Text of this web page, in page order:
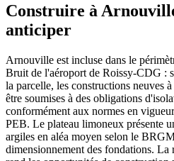
Construire à
anticiper
Arnouville est incluse dans le
Bruit de l'aéroport de Roissy-CDG :
la parcelle, les constructions neuves
être soumises à des obligations
conformément aux normes en
PEB. Le plateau limoneux présente
argiles en aléa moyen selon le
dimensionnement des fondations.